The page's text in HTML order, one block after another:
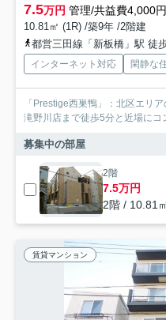
7.5万円 管理/共益費4,000円
10.81㎡ (1R) /築9年 /2階建
都営三田線「新板橋」駅 徒
インターネット対応 閑静な
「Prestige西巣鴨」：北区エリ
滝野川店まで徒歩5分と近場にコ
募集中の部屋
2階
7.5万円
2階 / 10.81
賃貸マンション